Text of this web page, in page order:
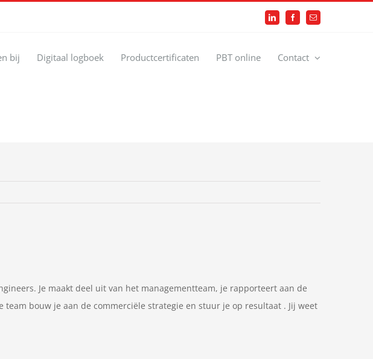
LinkedInFacebook
E-
mail
bij Digitaal logboek Productcertificaten PBT online Contact
Je maakt deel uit van het managementteam, je rapporteert aan de
bouw je aan de commerciële strategie en stuur je op resultaat . Jij weet